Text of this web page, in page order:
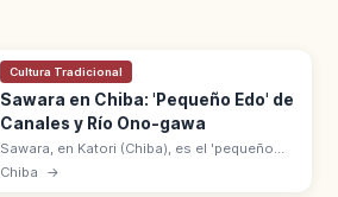
Cultura Tradicional
Sawara en Chiba: 'Pequeño Edo' de
Canales y Río Ono-gawa
Sawara, en Katori (Chiba), es el 'pequeño
Edo' con casas tradicionales junto al río
Chiba →